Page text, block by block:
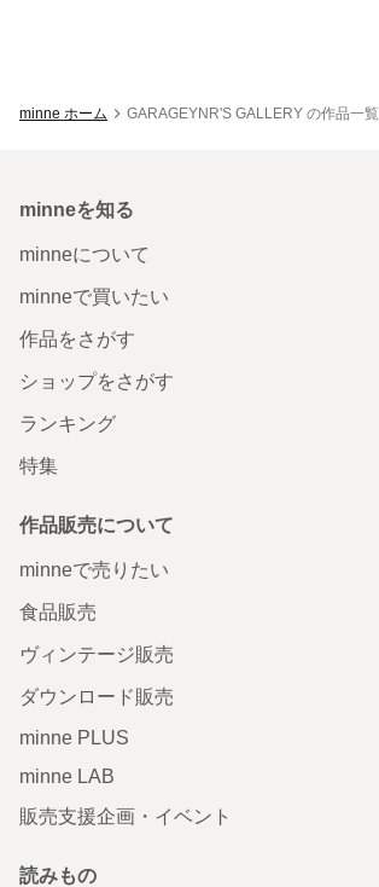
minne ホーム GARAGEYNR'S GALLERY の作品一覧
minneを知る
minneについて
minneで買いたい
作品をさがす
ショップをさがす
ランキング
特集
作品販売について
minneで売りたい
食品販売
ヴィンテージ販売
ダウンロード販売
minne PLUS
minne LAB
販売支援企画・イベント
読みもの